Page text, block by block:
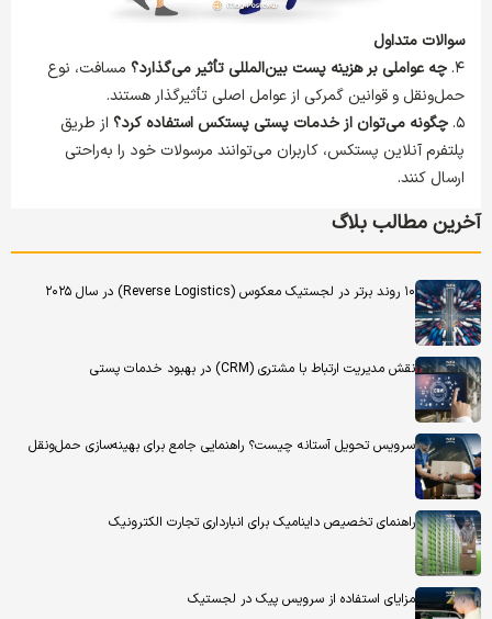
سوالات متداول
۴. چه عواملی بر هزینه پست بین‌المللی تأثیر می‌گذارد؟ مسافت، نوع
حمل‌ونقل و قوانین گمرکی از عوامل اصلی تأثیرگذار هستند.
۵. چگونه می‌توان از خدمات پستی پستکس استفاده کرد؟ از طریق
پلتفرم آنلاین پستکس، کاربران می‌توانند مرسولات خود را به‌راحتی
ارسال کنند.
آخرین مطالب بلاگ
۱۰ روند برتر در لجستیک معکوس (Reverse Logistics) در سال ۲۰۲۵
نقش مدیریت ارتباط با مشتری (CRM) در بهبود خدمات پستی
سرویس تحویل آستانه چیست؟ راهنمایی جامع برای بهینه‌سازی حمل‌ونقل
راهنمای تخصیص داینامیک برای انبارداری تجارت الکترونیک
مزایای استفاده از سرویس پیک در لجستیک